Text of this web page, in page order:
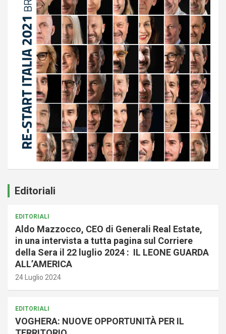
Editoriali
EDITORIALI
Aldo Mazzocco, CEO di Generali Real Estate,
in una intervista a tutta pagina sul Corriere
della Sera il 22 luglio 2024 : IL LEONE GUARDA
ALL’AMERICA
24 Luglio 2024
EDITORIALI
VOGHERA: NUOVE OPPORTUNITÀ PER IL